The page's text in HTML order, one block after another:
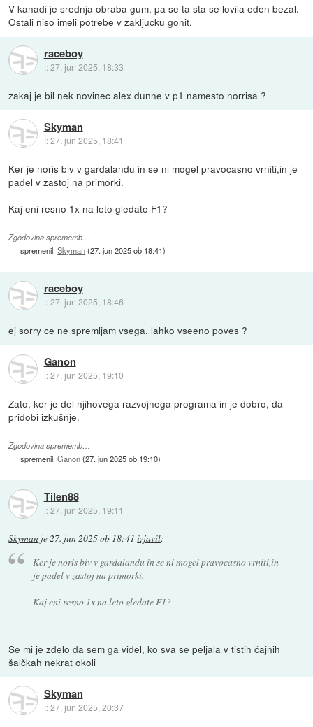
V kanadi je srednja obraba gum, pa se ta sta se lovila eden bezal.
Ostali niso imeli potrebe v zakljucku gonit.
raceboy
::27. jun 2025, 18:33
zakaj je bil nek novinec alex dunne v p1 namesto norrisa ?
Skyman
::27. jun 2025, 18:41
Ker je noris biv v gardalandu in se ni mogel pravocasno vrniti,in je
padel v zastoj na primorki.
Kaj eni resno 1x na leto gledate F1?
Zgodovina sprememb…
spremenil:Skyman(27. jun 2025 ob 18:41)
raceboy
::27. jun 2025, 18:46
ej sorry ce ne spremljam vsega. lahko vseeno poves ?
Ganon
::27. jun 2025, 19:10
Zato, ker je del njihovega razvojnega programa in je dobro, da
pridobi izkušnje.
Zgodovina sprememb…
spremenil:Ganon(27. jun 2025 ob 19:10)
Tilen88
::27. jun 2025, 19:11
Skyman je27. jun 2025 ob 18:41 izjavil:
Ker je noris biv v gardalandu in se ni mogel pravocasno vrniti,in
je padel v zastoj na primorki.
Kaj eni resno 1x na leto gledate F1?
Se mi je zdelo da sem ga videl, ko sva se peljala v tistih čajnih
šalčkah nekrat okoli
Skyman
::27. jun 2025, 20:37